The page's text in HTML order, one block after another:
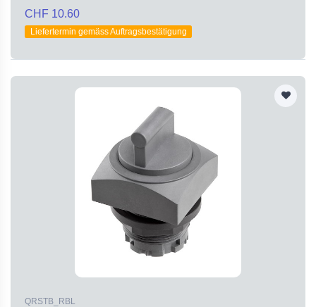
CHF 10.60
Liefertermin gemäss Auftragsbestätigung
QRSTB_RBL